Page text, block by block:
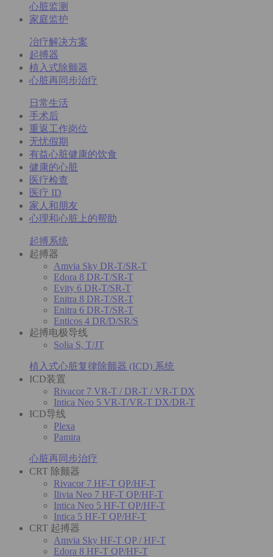
心脏监测
家庭监护
冶疗解决方案
起搏器
植入式除颤器
心脏再同步治疗
日常生活
手术后
重返工作岗位
无忧假期
有益心脏健康的饮食
健康的心脏
医疗检查
医疗 ID
家人和朋友
心理和心脏上的帮助
起搏系统
起搏器
Amvia Sky DR-T/SR-T
Edora 8 DR-T/SR-T
Evity 6 DR-T/SR-T
Enitra 8 DR-T/SR-T
Enitra 6 DR-T/SR-T
Enticos 4 DR/D/SR/S
起搏电极导线
Solia S, T/JT
植入式心脏复律除颤器 (ICD) 系统
ICD装置
Rivacor 7 VR-T / DR-T / VR-T DX
Intica Neo 5 VR-T/VR-T DX/DR-T
ICD导线
Plexa
Pamira
心脏再同步治疗
CRT 除颤器
Rivacor 7 HF-T QP/HF-T
Ilivia Neo 7 HF-T QP/HF-T
Intica Neo 5 HF-T QP/HF-T
Intica 5 HF-T QP/HF-T
CRT 起搏器
Amvia Sky HF-T QP / HF-T
Edora 8 HF-T QP/HF-T